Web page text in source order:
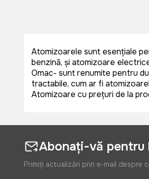
Atomizoarele sunt esențiale
benzină, și atomizoare
Omac- sunt renumite pentru
tractabile, cum ar fi
Atomizoare cu prețuri de la
Abonați-vă pentru
Primiți actualizări prin e-mail despre